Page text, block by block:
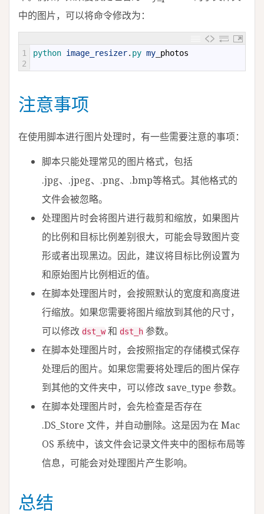
中的图片，可以将命令修改为：
1
2
python image_resizer. py my photos
注意事项
在使用脚本进行图片处理时，有一些需要注意的事项：
脚本只能处理常见的图片格式，包括
.jpg、.jpeg、.png、.bmp等格式。其他格式的
文件会被忽略。
处理图片时会将图片进行裁剪和缩放，如果图片
的比例和目标比例差别很大，可能会导致图片变
形或者出现黑边。因此，建议将目标比例设置为
和原始图片比例相近的值。
在脚本处理图片时，会按照默认的宽度和高度进
行缩放。如果您需要将图片缩放到其他的尺寸，
可以修改 dst_w和 dst_h 参数。
在脚本处理图片时，会按照指定的存储模式保存
处理后的图片。如果您需要将处理后的图片保存
到其他的文件夹中，可以修改 save_type 参数。
在脚本处理图片时，会先检查是否存在
.DS_Store 文件，并自动删除。这是因为在 Mac
OS 系统中，该文件会记录文件夹中的图标布局等
信息，可能会对处理图片产生影响。
总结